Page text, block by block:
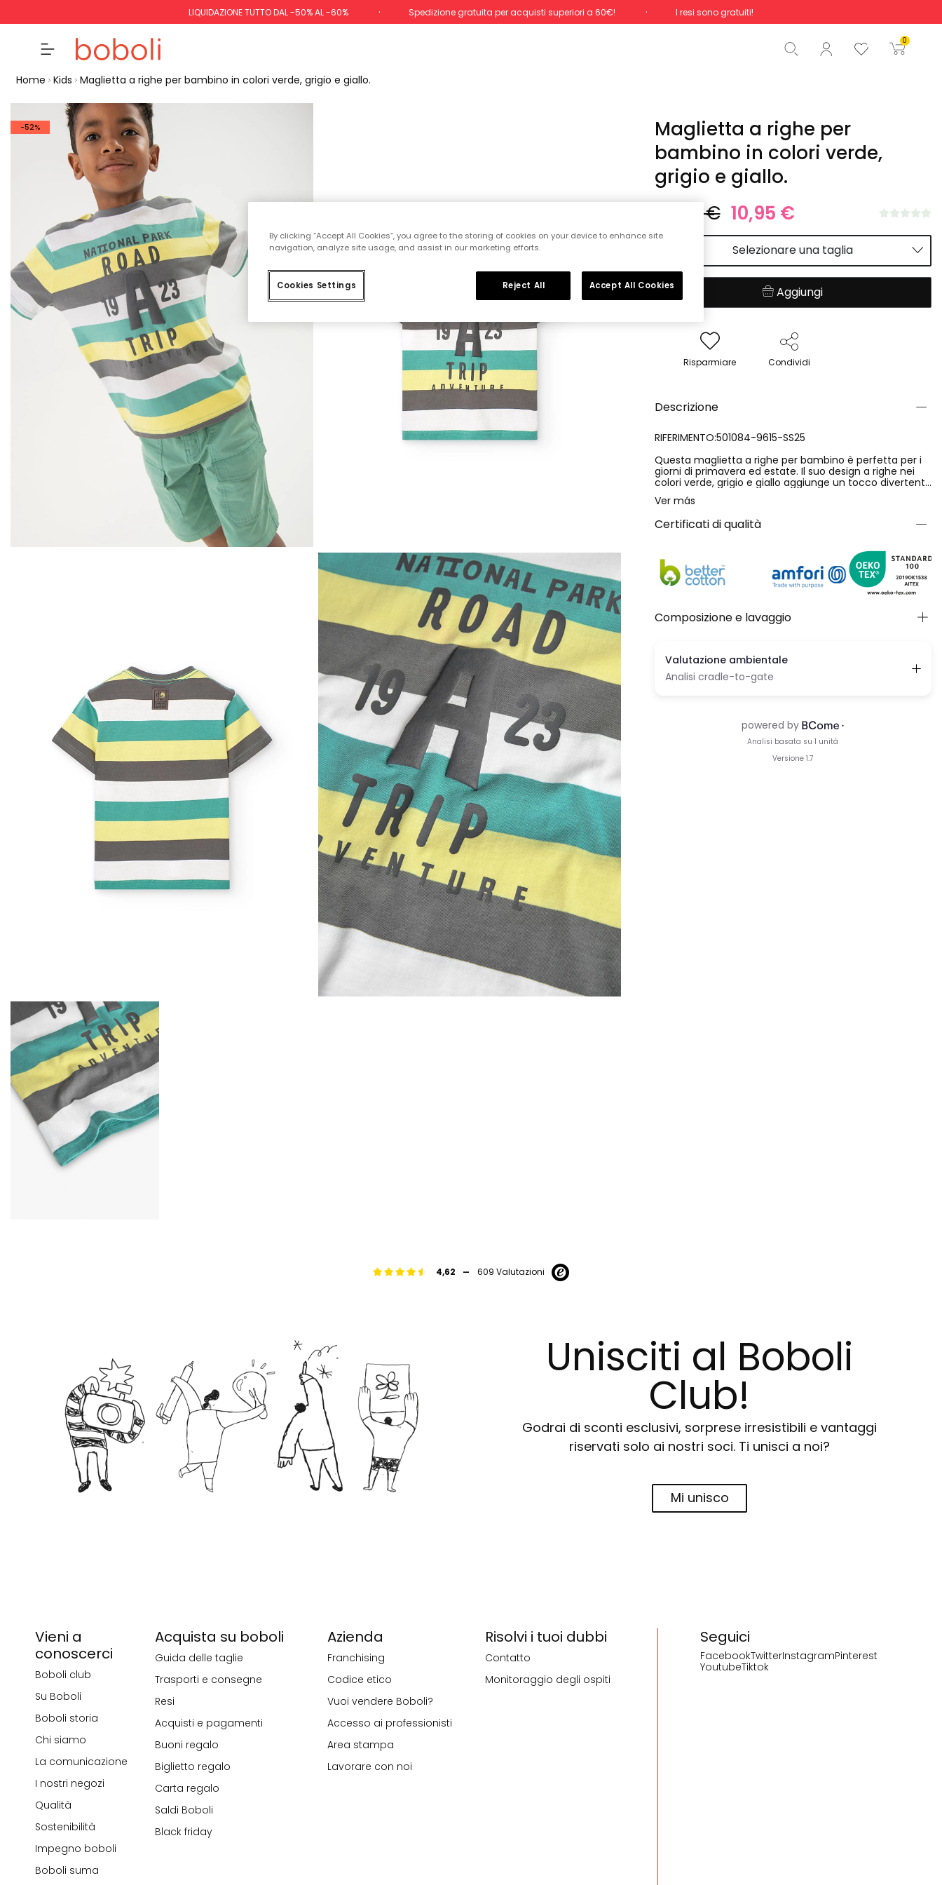
LIQUIDAZIONE TUTTO DAL -50% AL -60% Spedizione gratuita per acquisti superiori a 60€! I resi sono gratuiti!
0
Totale 0,00 €
Inizio ordine
Home Kids Maglietta a righe per bambino in colori verde, grigio e giallo.
-52%
Maglietta a righe per
bambino in colori verde,
grigio e giallo.
22,95 € 10,95 €
Selezionare una taglia
Aggiungi
Risparmiare Condividi
Descrizione
RIFERIMENTO:501084-9615-SS25
Questa maglietta a righe per bambino è perfetta per i
giorni di primavera ed estate. Il suo design a righe nei
colori verde, grigio e giallo aggiunge un tocco divertente
e moderno. Realizzata con un materiale morbido e
traspirante, è ideale per mantenere il comfort durante
l'uso quotidiano. La maglietta presenta una stampa di
lettere, apportando uno stile attraente. Disponibile nelle
a pantaloncini o jeans per creare look ideali per qualsiasi
occasione informale.
Ver más
Certificati di qualità
Composizione e lavaggio
4,62 - 609 Valutazioni
Unisciti al Boboli
Club!
Godrai di sconti esclusivi, sorprese irresistibili e vantaggi
riservati solo ai nostri soci. Ti unisci a noi?
Mi unisco
Seguici
FacebookTwitterInstagramPinterest
YoutubeTiktok
Vieni a
conoscerci
Boboli club
Su Boboli
Boboli storia
Chi siamo
La comunicazione
I nostri negozi
Qualità
Sostenibilità
Impegno boboli
Boboli suma
Acquista su boboli
Guida delle taglie
Trasporti e consegne
Resi
Acquisti e pagamenti
Buoni regalo
Biglietto regalo
Carta regalo
Saldi Boboli
Black friday
Azienda
Franchising
Codice etico
Vuoi vendere Boboli?
Accesso ai professionisti
Area stampa
Lavorare con noi
Risolvi i tuoi dubbi
Contatto
Monitoraggio degli ospiti
By clicking “Accept All Cookies”, you agree to the storing of cookies on your device to enhance site
navigation, analyze site usage, and assist in our marketing efforts.
Cookies Settings Reject All Accept All Cookies